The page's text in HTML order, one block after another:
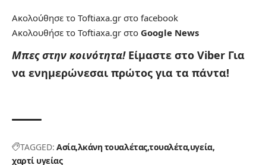
Ακολούθησε το Toftiaxa.gr στο facebook
Ακολουθήσε το Toftiaxa.gr στο Google News
Μπες στην κοινότητα! Είμαστε στο Viber Για
να ενημερώνεσαι πρώτος για τα πάντα!
TAGGED: Ασία λκάνη τουαλέταςτουαλέτα υγεία
χαρτί υγείας